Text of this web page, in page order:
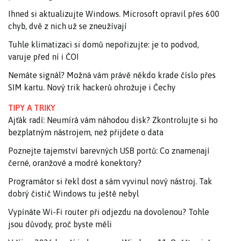
Ihned si aktualizujte Windows. Microsoft opravil přes 600
chyb, dvě z nich už se zneužívají
Tuhle klimatizaci si domů nepořizujte: je to podvod,
varuje před ní i ČOI
Nemáte signál? Možná vám právě někdo krade číslo přes
SIM kartu. Nový trik hackerů ohrožuje i Čechy
TIPY A TRIKY
Ajťák radí: Neumírá vám náhodou disk? Zkontrolujte si ho
bezplatným nástrojem, než přijdete o data
Poznejte tajemství barevných USB portů: Co znamenají
černé, oranžové a modré konektory?
Programátor si řekl dost a sám vyvinul nový nástroj. Tak
dobrý čistič Windows tu ještě nebyl
Vypínáte Wi-Fi router při odjezdu na dovolenou? Tohle
jsou důvody, proč byste měli